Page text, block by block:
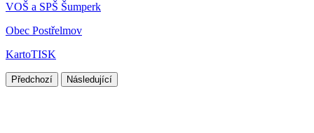
VOŠ a SPŠ Šumperk
Obec Postřelmov
KartoTISK
Předchozí Následující